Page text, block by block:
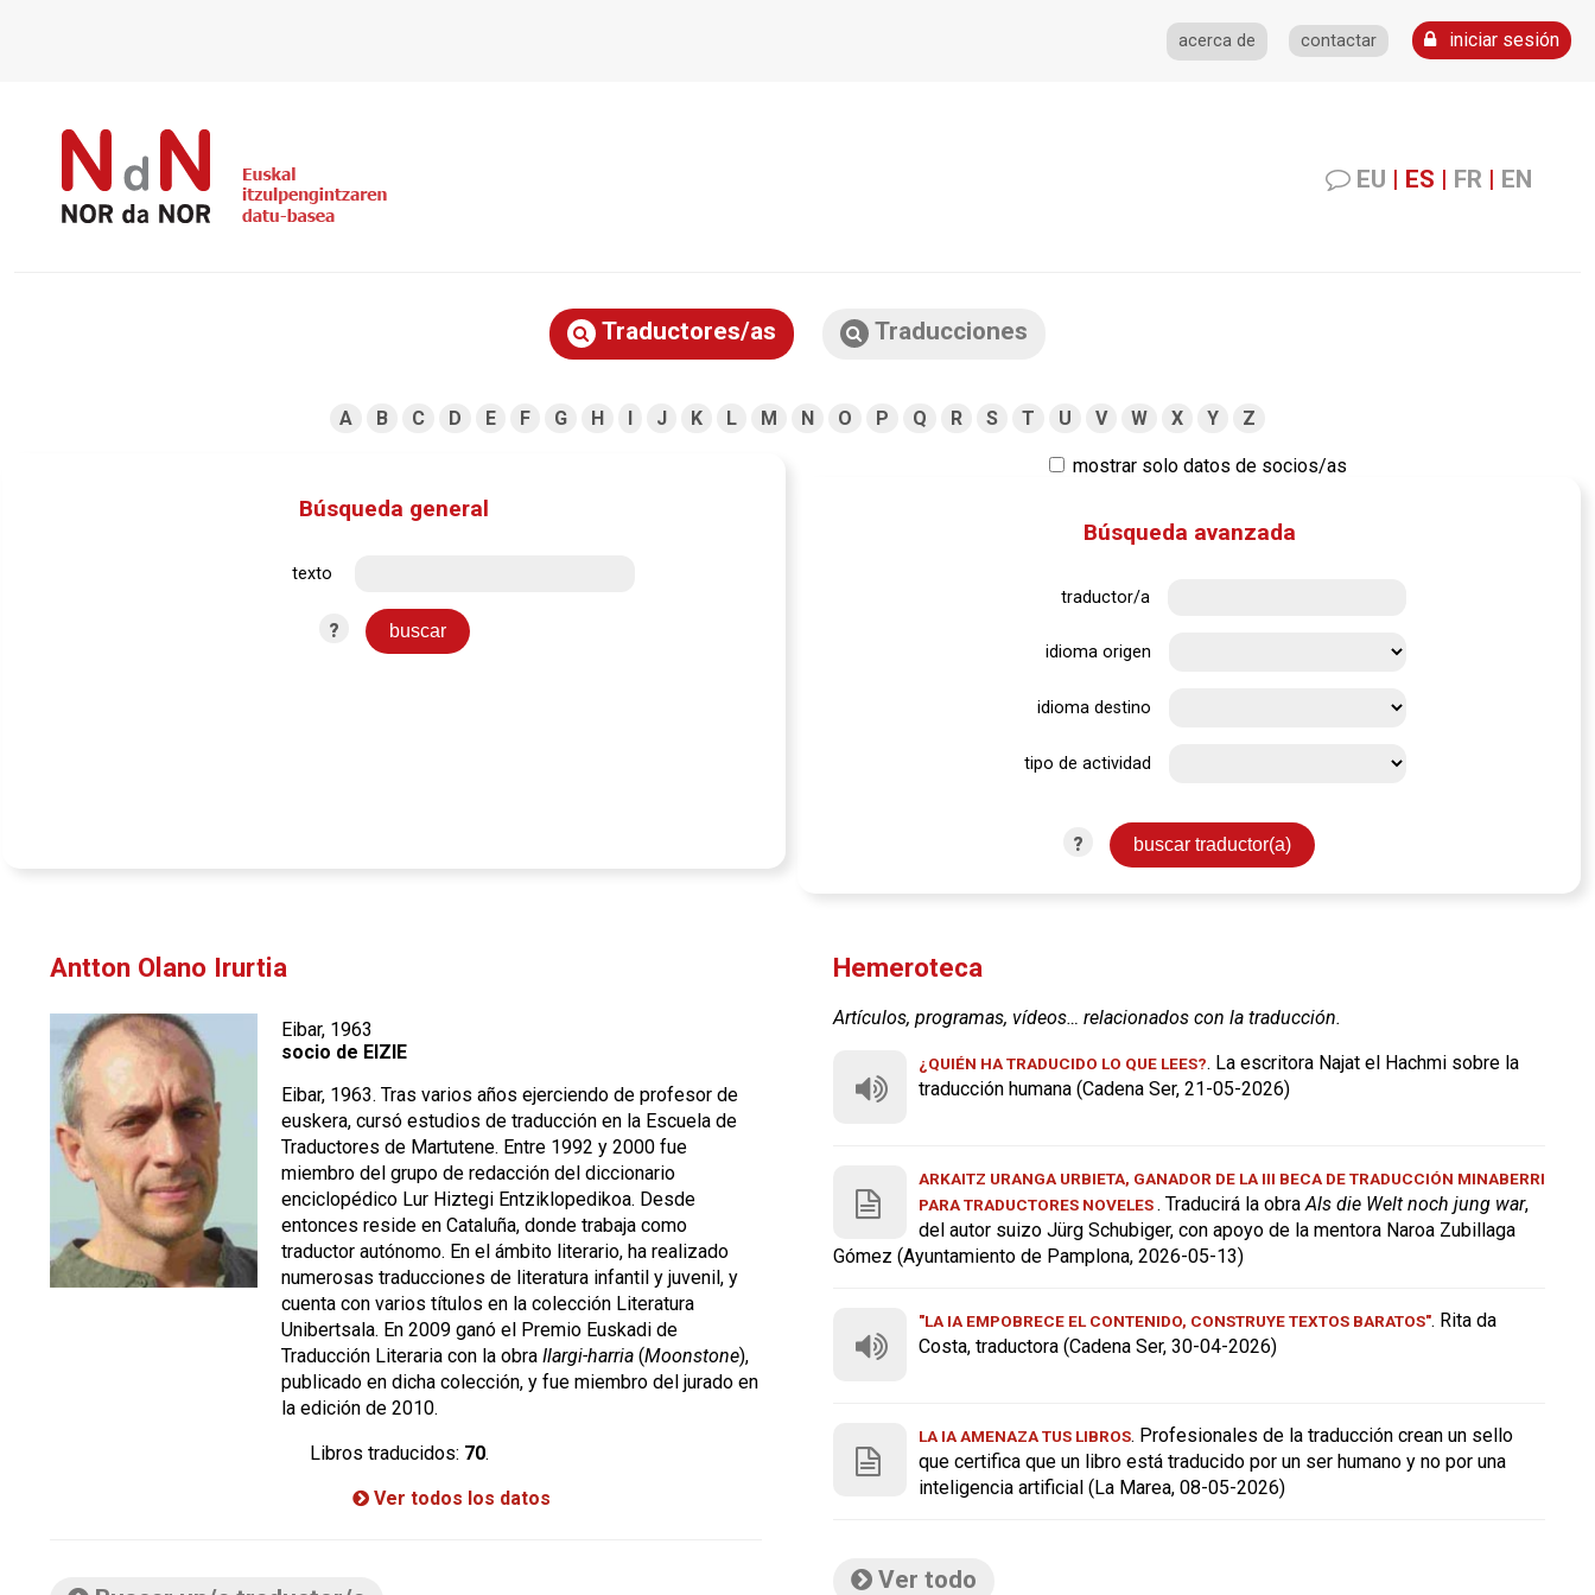
acerca de contactar iniciar sesión
EU | ES | FR | EN
Traductores/as Traducciones
A B C D E F G H I J K L M N O P Q R S T U V W X Y Z
mostrar solo datos de socios/as
Búsqueda general
texto
?
Búsqueda avanzada
traductor/a
idioma origen
idioma destino
tipo de actividad
?
Antton Olano Irurtia
Eibar, 1963
socio de EIZIE
Eibar, 1963. Tras varios años ejerciendo de profesor de
euskera, cursó estudios de traducción en la Escuela de
Traductores de Martutene. Entre 1992 y 2000 fue
miembro del grupo de redacción del diccionario
enciclopédico Lur Hiztegi Entziklopedikoa. Desde
entonces reside en Cataluña, donde trabaja como
traductor autónomo. En el ámbito literario, ha realizado
numerosas traducciones de literatura infantil y juvenil, y
cuenta con varios títulos en la colección Literatura
Unibertsala. En 2009 ganó el Premio Euskadi de
Traducción Literaria con la obra Ilargi-harria (Moonstone),
publicado en dicha colección, y fue miembro del jurado en
la edición de 2010.
Libros traducidos: 70.
Ver todos los datos
Hemeroteca
Artículos, programas, vídeos… relacionados con la traducción.
¿QUIÉN HA TRADUCIDO LO QUE LEES?. La escritora Najat el Hachmi sobre la
traducción humana (Cadena Ser, 21-05-2026)
ARKAITZ URANGA URBIETA, GANADOR DE LA III BECA DE TRADUCCIÓN MINABERRI
PARA TRADUCTORES NOVELES . Traducirá la obra Als die Welt noch jung war,
del autor suizo Jürg Schubiger, con apoyo de la mentora Naroa Zubillaga
Gómez (Ayuntamiento de Pamplona, 2026-05-13)
"LA IA EMPOBRECE EL CONTENIDO, CONSTRUYE TEXTOS BARATOS". Rita da
Costa, traductora (Cadena Ser, 30-04-2026)
LA IA AMENAZA TUS LIBROS. Profesionales de la traducción crean un sello
que certifica que un libro está traducido por un ser humano y no por una
inteligencia artificial (La Marea, 08-05-2026)
Ver todo